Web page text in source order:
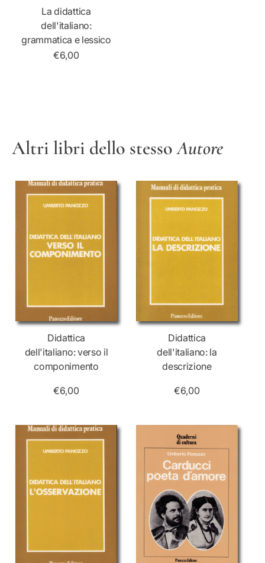
La didattica
dell'italiano:
grammatica e lessico
€6,00
Altri libri dello stessoAutore
Didattica
dell'italiano: verso il
componimento
€6,00
Didattica
dell'italiano: la
descrizione
€6,00